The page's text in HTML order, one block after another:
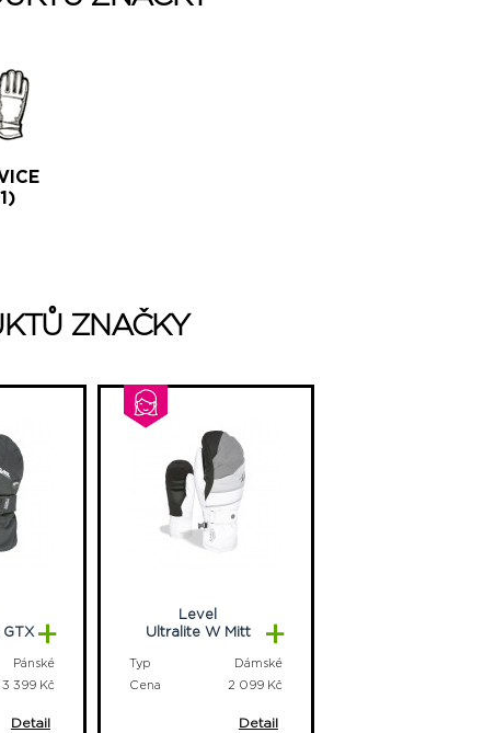
ZNAČKY
GTX
Pánské
3 399 Kč
+
Detail
Level
Ultralite W Mitt
Typ
Dámské
Cena
2 099 Kč
+
Detail